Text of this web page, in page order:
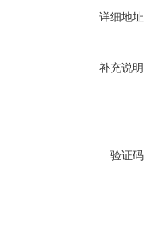
详细地址
补充说明
验证码